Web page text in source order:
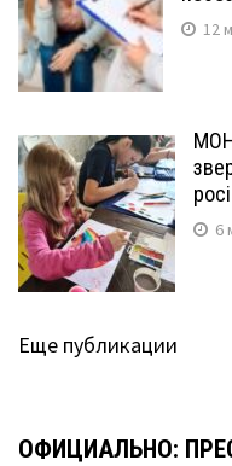
12
МОН
6
Еще публикации
ОФИЦИАЛЬНО: